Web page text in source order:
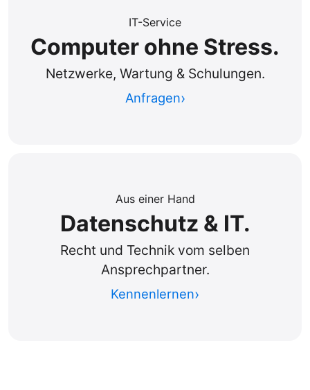
IT-Service
Computer ohne Stress.
Netzwerke, Wartung & Schulungen.
Anfragen
Aus einer Hand
Datenschutz & IT.
Recht und Technik vom selben
Ansprechpartner.
Kennenlernen